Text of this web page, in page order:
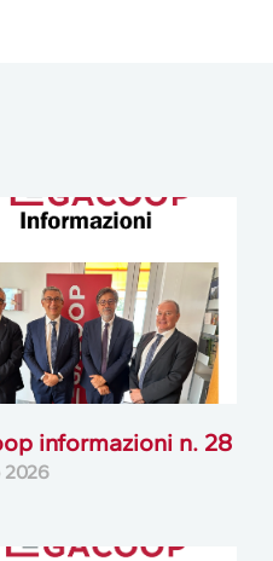
informazioni n. 28
2026